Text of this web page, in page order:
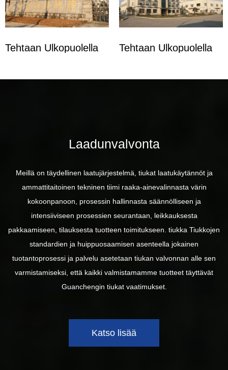
Tehtaan Ulkopuolella Tehtaan Ulkopuolella
Laadunvalvonta
Meillä on täydellinen laatujärjestelmä, tiukat laatukäytännöt ja
ammattitaitoinen tekninen tiimi raaka-ainevalinnasta värin
kokoonpanoon, prosessin hallinnasta säännölliseen ja
intensiiviseen prosessien seurantaan, leikkauksesta
pakkaamiseen, tilauksesta tuotteen toimitukseen. tiukka Tiukkojen
standardien ja huippuosaamisen asenteella jokainen
tuotantoprosessi ja palvelu asetetaan tiukan valvonnan alle sen
varmistamiseksi, että kaikki valmistamamme tuotteet täyttävät
Guanchengin tiukat vaatimukset.
Katso lisää